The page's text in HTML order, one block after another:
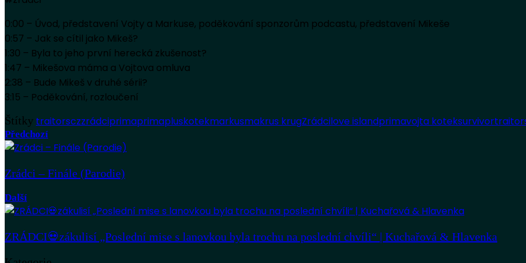
0:00 – Úvod, představení Vojty a Markuse, poděkování sponzorům podcastu, představení Mikeše
0:57 – Jak se cítil jako Mikeš?
1:30 – Byla to jeho první herecká zkušenost?
1:47 – Mikešova máma a Vojtova omluva
2:38 – Bude Mikeš v druhé sérii?
3:15 – Poděkování, rozloučení
Štítky traitorsczzrádciprimaprimapluskotekmarkusmakrus krugZrádcilove islandprimavojta koteksurvivor
Předchozí
Zrádci – Finále (Parodie)
Další
ZRÁDCI💀zákulisí „Poslední mise s lanovkou byla trochu na poslední chvíli“ | Kuchařová & Hlavenka